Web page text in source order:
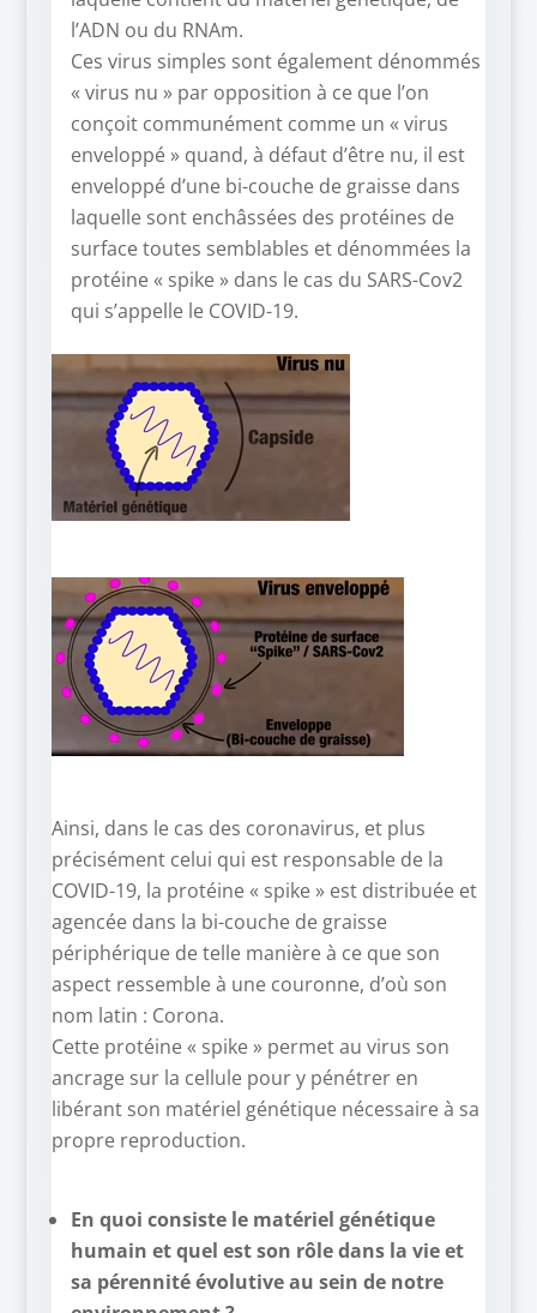
l’ADN ou du RNAm.
Ces virus simples sont également dénommés
« virus nu » par opposition à ce que l’on
conçoit communément comme un « virus
enveloppé » quand, à défaut d’être nu, il est
enveloppé d’une bi-couche de graisse dans
laquelle sont enchâssées des protéines de
surface toutes semblables et dénommées la
protéine « spike » dans le cas du SARS-Cov2
qui s’appelle le COVID-19.
Ainsi, dans le cas des coronavirus, et plus
précisément celui qui est responsable de la
COVID-19, la protéine « spike » est distribuée et
agencée dans la bi-couche de graisse
périphérique de telle manière à ce que son
aspect ressemble à une couronne, d’où son
nom latin : Corona.
Cette protéine « spike » permet au virus son
ancrage sur la cellule pour y pénétrer en
libérant son matériel génétique nécessaire à sa
propre reproduction.
En quoi consiste le matériel génétique
humain et quel est son rôle dans la vie et
sa pérennité évolutive au sein de notre